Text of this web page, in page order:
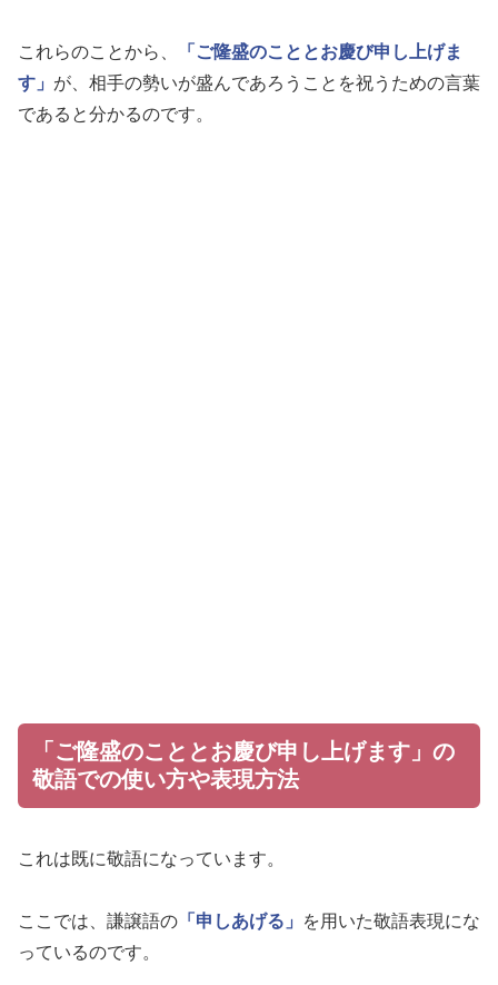
これらのことから、
「ご隆盛のこととお慶び申し上げま
す」 が、相手の勢いが盛んであろうことを祝うための言葉
であると分かるのです。
「ご隆盛のこととお慶び申し上げます」の
敬語での使い方や表現方法
これは既に敬語になっています。
ここでは、謙譲語の 「申しあげる」
を用いた敬語表現にな
っているのです。